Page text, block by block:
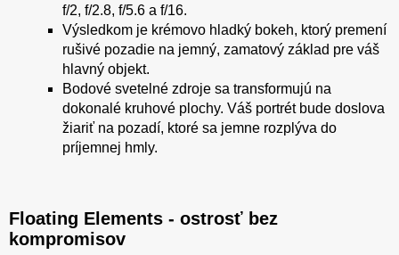
f/2, f/2.8, f/5.6 a f/16.
Výsledkom je krémovo hladký bokeh, ktorý premení
rušivé pozadie na jemný, zamatový základ pre váš
hlavný objekt.
Bodové svetelné zdroje sa transformujú na
dokonalé kruhové plochy. Váš portrét bude doslova
žiariť na pozadí, ktoré sa jemne rozplýva do
príjemnej hmly.
Floating Elements - ostrosť bez
kompromisov